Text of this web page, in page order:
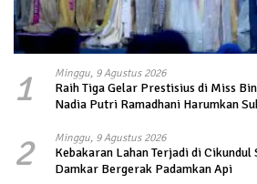
1 Minggu, 9 Agustus 2026
Raih Tiga Gelar Prestisius di Miss
Nadia Putri Ramadhani Harumkan
2 Minggu, 9 Agustus 2026
Kebakaran Lahan Terjadi di Cikundul
Damkar Bergerak Padamkan Api